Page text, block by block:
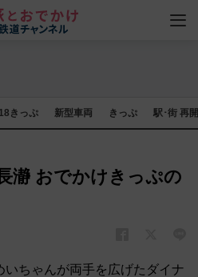
きっぷ 新型車両 きっぷ 駅･街 再
瀞 おでかけきっぷの
いちゃんが両手を広げたダイナ